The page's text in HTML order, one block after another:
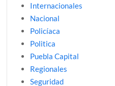
Internacionales
Nacional
Policíaca
Politica
Puebla Capital
Regionales
Seguridad